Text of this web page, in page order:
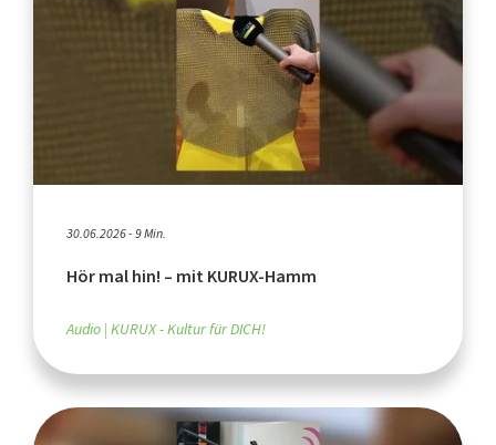
30.06.2026 - 9 Min.
Hör mal hin! – mit KURUX-Hamm
Audio KURUX - Kultur für DICH!